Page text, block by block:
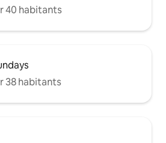
40 habitants
38 habitants